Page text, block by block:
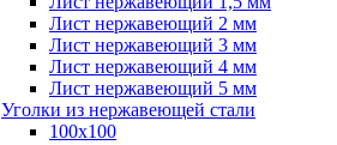
Лист нержавеющий 2 мм
Лист нержавеющий 3 мм
Лист нержавеющий 4 мм
Лист нержавеющий 5 мм
Уголки из нержавеющей стали
100х100